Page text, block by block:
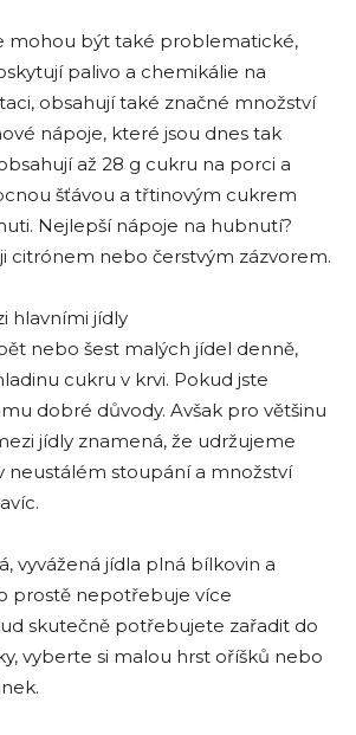
mohou být také problematické,
palivo a chemikálie na
obsahují také značné množství
nápoje, které jsou dnes tak
až 28 g cukru na porci a
šťávou a třtinovým cukrem
Nejlepší nápoje na hubnutí?
citrónem nebo čerstvým zázvorem.
hlavními jídly
nebo šest malých jídel denně,
cukru v krvi. Pokud jste
dobré důvody. Avšak pro většinu
jídly znamená, že udržujeme
neustálém stoupání a množství
vyvážená jídla plná bílkovin a
prostě nepotřebuje více
skutečně potřebujete zařadit do
vyberte si malou hrst oříšků nebo